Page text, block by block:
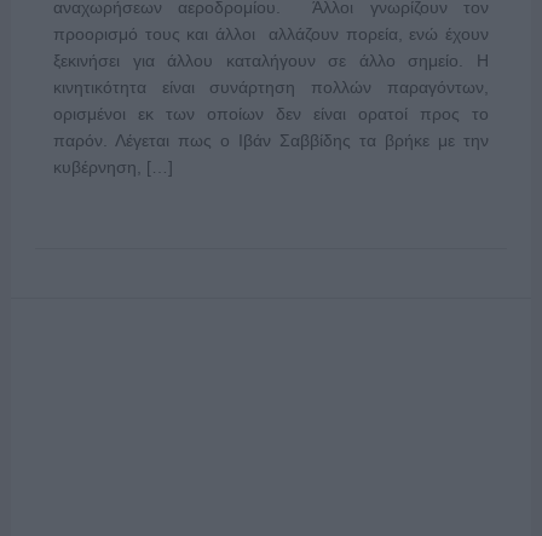
αναχωρήσεων αεροδρομίου. Άλλοι γνωρίζουν τον
προορισμό τους και άλλοι αλλάζουν πορεία, ενώ έχουν
ξεκινήσει για άλλου καταλήγουν σε άλλο σημείο. Η
κινητικότητα είναι συνάρτηση πολλών παραγόντων,
ορισμένοι εκ των οποίων δεν είναι ορατοί προς το
παρόν. Λέγεται πως ο Ιβάν Σαββίδης τα βρήκε με την
κυβέρνηση, […]